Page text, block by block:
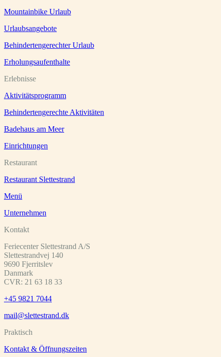
Mountainbike Urlaub
Urlaubsangebote
Behindertengerechter Urlaub
Erholungsaufenthalte
Erlebnisse
Aktivitätsprogramm
Behindertengerechte Aktivitäten
Badehaus am Meer
Einrichtungen
Restaurant
Restaurant Slettestrand
Menü
Unternehmen
Kontakt
Feriecenter Slettestrand A/S
Slettestrandvej 140
9690 Fjerritslev
Danmark
CVR: 21 63 18 33
+45 9821 7044
mail@slettestrand.dk
Praktisch
Kontakt & Öffnungszeiten